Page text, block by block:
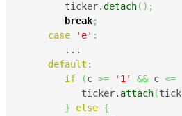
        ticker.
detach( ) ;
break;
case
'e' :
        ...
default :
if
(c >= '1' && c <=
           ticker.
attach(tick
}
else {